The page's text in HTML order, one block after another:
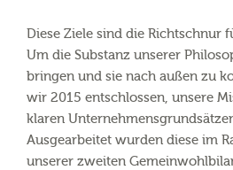
Diese Ziele sind die Richtschnur
Um die Substanz unserer
bringen und sie nach außen zu
wir 2015 entschlossen, unsere
klaren
Ausgearbeitet wurden diese im
unserer zweiten